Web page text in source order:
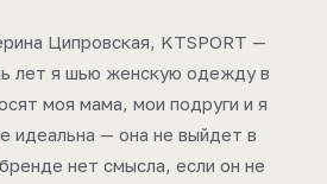
Ципровская, KTSPORT —
лет я шью женскую одежду в
моя мама, мои подруги и я
идеальна — она не выйдет в
нет смысла, если он не